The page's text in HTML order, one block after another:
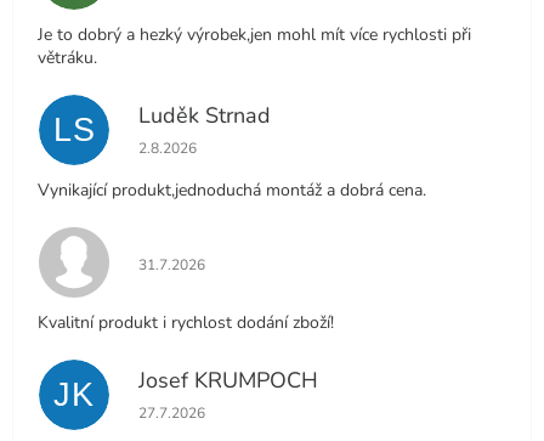
Je to dobrý a hezký výrobek,jen mohl mít více rychlosti při
větráku.
LS Luděk Strnad
Hodnocení obchodu je 5 z 5 hvězdiček.
2.8.2026
Vynikající produkt,jednoduchá montáž a dobrá cena.
Hodnocení obchodu je 5 z 5 hvězdiček.
31.7.2026
Kvalitní produkt i rychlost dodání zboží!
JK Josef KRUMPOCH
Hodnocení obchodu je 5 z 5 hvězdiček.
27.7.2026